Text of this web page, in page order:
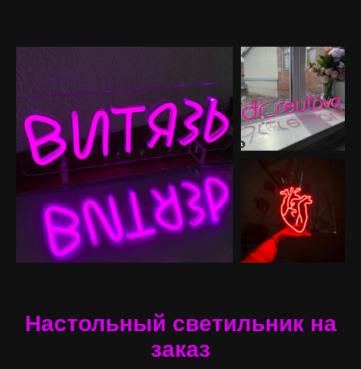
Настольный светильник на
заказ